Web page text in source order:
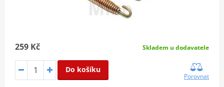
259 Kč Skladem u dodavatele
Do košíku
Porovnat